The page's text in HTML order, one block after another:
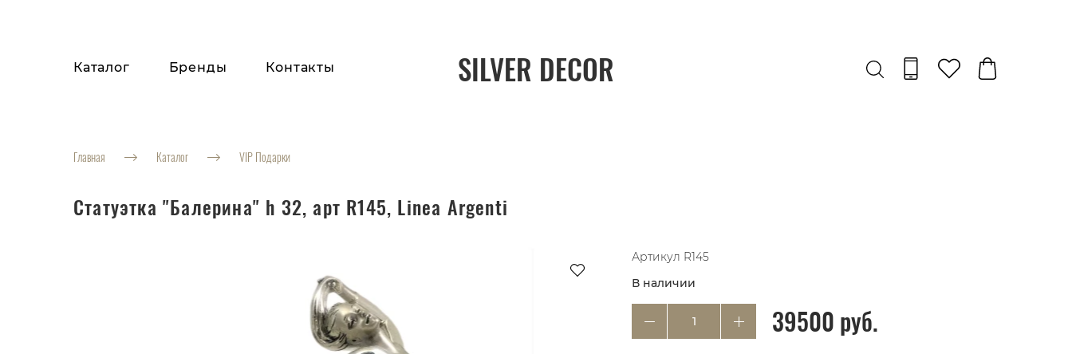
Каталог Бренды Контакты SILVER DECOR
Главная Каталог VIP Подарки
Статуэтка "Балерина" h 32, арт R145, Linea Argenti
Артикул R145
В наличии
39500 руб.